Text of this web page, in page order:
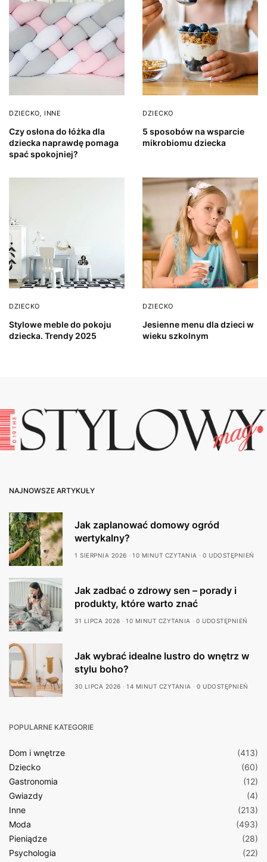
DZIECKO INNE
Czy osłona do łóżka dla
dziecka naprawdę pomaga
spać spokojniej?
DZIECKO
5 sposobów na wsparcie
mikrobiomu dziecka
DZIECKO
Stylowe meble do pokoju
dziecka. Trendy 2025
DZIECKO
Jesienne menu dla dzieci w
wieku szkolnym
NAJNOWSZE ARTYKUŁY
Jak zaplanować domowy ogród
wertykalny?
1 SIERPNIA 2026 10 MINUT CZYTANIA 0 UDOSTĘPNIEŃ
Jak zadbać o zdrowy sen – porady i
produkty, które warto znać
31 LIPCA 2026 10 MINUT CZYTANIA 0 UDOSTĘPNIEŃ
Jak wybrać idealne lustro do wnętrz w
stylu boho?
30 LIPCA 2026 14 MINUT CZYTANIA 0 UDOSTĘPNIEŃ
POPULARNE KATEGORIE
Dom i wnętrze
(413)
Dziecko
(60)
Gastronomia
(12)
Gwiazdy
(4)
Inne
(213)
Moda
(493)
Pieniądze
(28)
Psychologia
(22)